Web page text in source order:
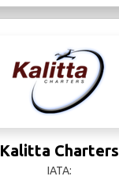
Kalitta Charters
IATA: